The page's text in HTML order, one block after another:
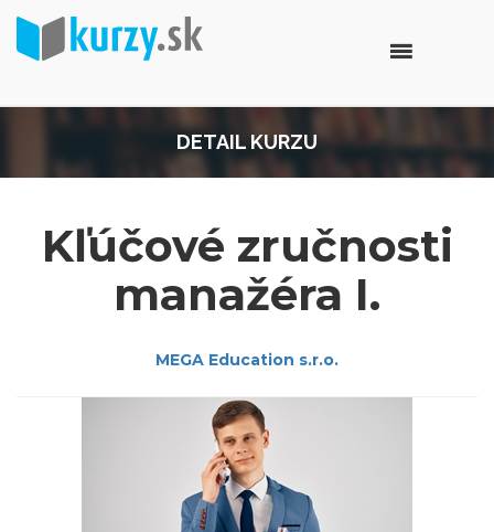
DETAIL KURZU
Kľúčové zručnosti
manažéra I.
MEGA Education s.r.o.